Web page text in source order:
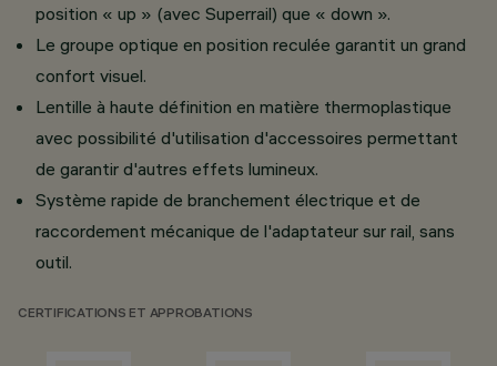
position « up » (avec Superrail) que « down ».
Le groupe optique en position reculée garantit un grand
confort visuel.
Lentille à haute définition en matière thermoplastique
avec possibilité d'utilisation d'accessoires permettant
de garantir d'autres effets lumineux.
Système rapide de branchement électrique et de
raccordement mécanique de l'adaptateur sur rail, sans
outil.
CERTIFICATIONS ET APPROBATIONS